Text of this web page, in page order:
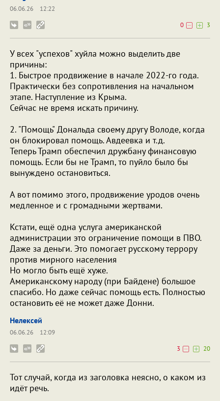
06.06.26
12:22
0
3
У всех "успехов" хуйла можно выделить две
причины:
1. Быстрое продвижение в начале 2022-го года.
Практически без сопротивления на начальном
этапе. Наступление из Крыма.
Сейчас не время искать причину.
2. "Помощь" Дональда своему другу Володе, когда
он блокировал помощь. Авдеевка и т.д.
Теперь Трамп обеспечил дружбану финансовую
помощь. Если бы не Трамп, то пуйло было бы
вынуждено остановиться.
А вот помимо этого, продвижение уродов очень
медленное и с громадными жертвами.
Кстати, ещё одна услуга американской
администрации это ограничение помощи в ПВО.
Даже за деньги. Это помогает русскому террору
против мирного населения
Но могло быть ещё хуже.
Американскому народу (при Байдене) большое
спасибо. Но даже сейчас помощь есть. Полностью
остановить её не может даже Донни.
Нелексей
06.06.26
12:09
3
20
Тот случай, когда из заголовка неясно, о каком из
идёт речь.